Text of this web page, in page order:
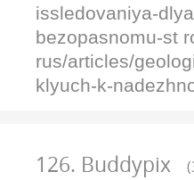
issledovaniya-
bezopasnomu-st
rus/articles/
klyuch-k-
126. Buddypix